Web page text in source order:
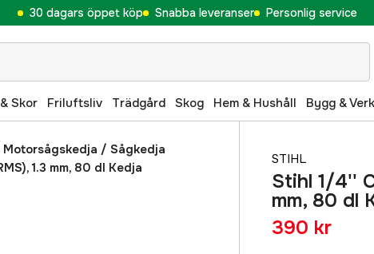
30 dagars öppet köp Snabba leveranser Personlig service
Skor Friluftsliv Trädgård Skog Hem & Hushåll Bygg &
/ Sågkedja
1.3 mm, 80 dl Kedja
STIHL
Stihl 1/4''
mm, 80 dl
390 kr